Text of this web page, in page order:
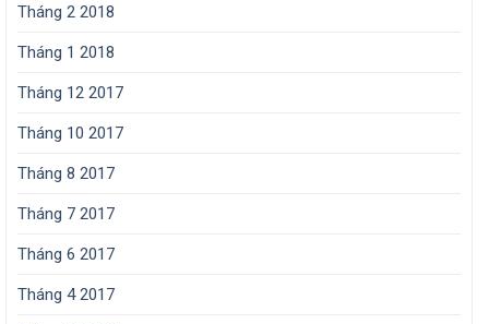
Tháng 2 2018
Tháng 1 2018
Tháng 12 2017
Tháng 10 2017
Tháng 8 2017
Tháng 7 2017
Tháng 6 2017
Tháng 4 2017